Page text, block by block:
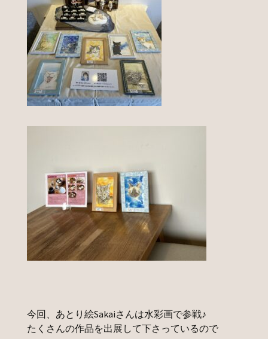
今回、あとり絵Sakaiさんは水彩画で参戦♪
たくさんの作品を出展して下さっているので